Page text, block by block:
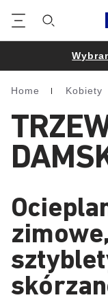
Homepage
Home Kobiety